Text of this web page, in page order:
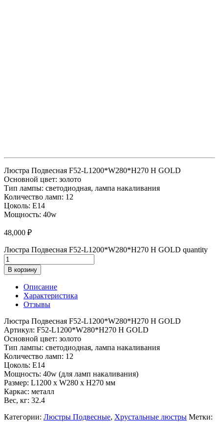
Люстра Подвесная F52-L1200*W280*H270 H GOLD
Основной цвет: золото
Тип лампы: светодиодная, лампа накаливания
Количество ламп: 12
Цоколь: E14
Мощность: 40w
48,000 ₽
Люстра Подвесная F52-L1200*W280*H270 H GOLD quantity
В корзину
Описание
Характеристика
Отзывы
Люстра Подвесная F52-L1200*W280*H270 H GOLD
Артикул: F52-L1200*W280*H270 H GOLD
Основной цвет: золото
Тип лампы: светодиодная, лампа накаливания
Количество ламп: 12
Цоколь: E14
Мощность: 40w (для ламп накаливания)
Размер: L1200 x W280 x H270 мм
Каркас: металл
Вес, кг: 32.4
Категории: Люстры Подвесные, Хрустальные люстры Метки: